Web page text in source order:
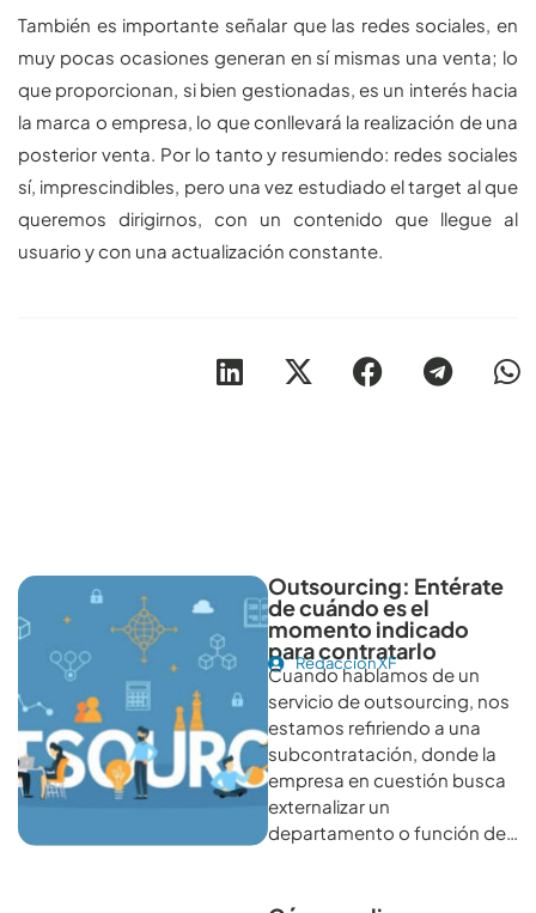
También es importante señalar que las redes sociales, en
muy pocas ocasiones generan en sí mismas una venta; lo
que proporcionan, si bien gestionadas, es un interés hacia
la marca o empresa, lo que conllevará la realización de una
posterior venta. Por lo tanto y resumiendo: redes sociales
sí, imprescindibles, pero una vez estudiado el target al que
queremos dirigirnos, con un contenido que llegue al
usuario y con una actualización constante.
Outsourcing: Entérate
de cuándo es el
momento indicado
para contratarlo
Redacción XF
Cuando hablamos de un
servicio de outsourcing, nos
estamos refiriendo a una
subcontratación, donde la
empresa en cuestión busca
externalizar un
departamento o función de…